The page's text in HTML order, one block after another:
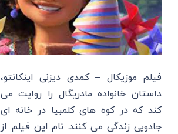
فیلم موزیکال – کمدی دیزنی اینکانتو،
داستان خانواده مادریگال را روایت می
کند که در کوه های کلمبیا در خانه ای
جادویی زندگی می کنند. نام این فیلم از